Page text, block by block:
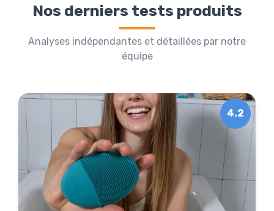
Nos derniers tests produits
Analyses indépendantes et détaillées par notre
équipe
4.2